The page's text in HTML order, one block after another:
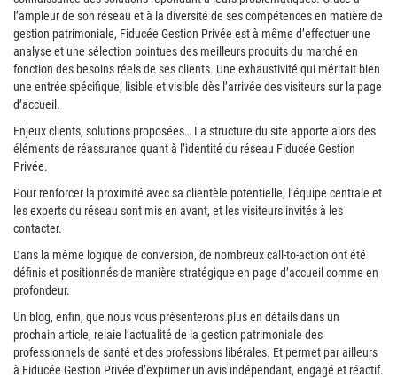
l’ampleur de son réseau et à la diversité de ses compétences en matière de
gestion patrimoniale, Fiducée Gestion Privée est à même d’effectuer une
analyse et une sélection pointues des meilleurs produits du marché en
fonction des besoins réels de ses clients. Une exhaustivité qui méritait bien
une entrée spécifique, lisible et visible dès l’arrivée des visiteurs sur la page
d’accueil.
Enjeux clients, solutions proposées… La structure du site apporte alors des
éléments de réassurance quant à l’identité du réseau Fiducée Gestion
Privée.
Pour renforcer la proximité avec sa clientèle potentielle, l’équipe centrale et
les experts du réseau sont mis en avant, et les visiteurs invités à les
contacter.
Dans la même logique de conversion, de nombreux call-to-action ont été
définis et positionnés de manière stratégique en page d’accueil comme en
profondeur.
Un blog, enfin, que nous vous présenterons plus en détails dans un
prochain article, relaie l’actualité de la gestion patrimoniale des
professionnels de santé et des professions libérales. Et permet par ailleurs
à Fiducée Gestion Privée d’exprimer un avis indépendant, engagé et réactif.